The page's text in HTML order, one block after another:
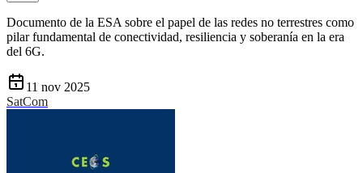
Documento de la ESA sobre el papel de las redes no terrestres como
pilar fundamental de conectividad, resiliencia y soberanía en la era
del 6G.
11 nov 2025
SatCom